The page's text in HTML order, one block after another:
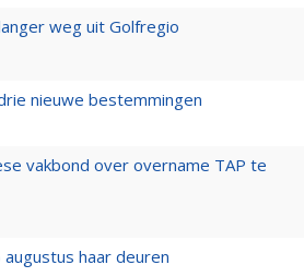
weg uit Golfregio
nieuwe bestemmingen
vakbond over overname TAP te
haar deuren